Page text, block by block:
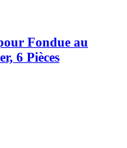
Fondue au
6 Pièces